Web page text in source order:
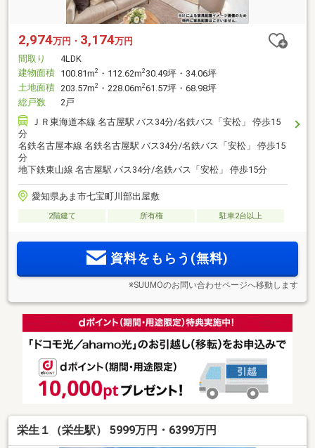
2,974万円・ 3,174万円
間取り
4LDK
建物面積 100.81m2 ・112.62m2 30.49坪・34.06坪
土地面積 203.57m2 ・228.06m261.57坪・68.98坪
総戸数
2戸
ＪＲ東海道本線 名古屋駅 バス34分/名鉄バス「安松」 停歩15
分
名鉄名古屋本線 名鉄名古屋駅 バス34分/名鉄バス「安松」 停歩15
分
地下鉄東山線 名古屋駅 バス34分/名鉄バス「安松」 停歩15分
愛知県あま市七宝町川部出屋敷
2階建て 所有権 駐車2台以上
資料をもらう(無料)
※SUUMOのお問い合わせページへ移動します
栄生１（栄生駅） 5999万円・6399万円